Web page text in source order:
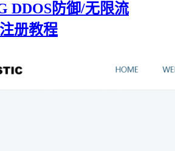
DDOS防御/无限流
册教程